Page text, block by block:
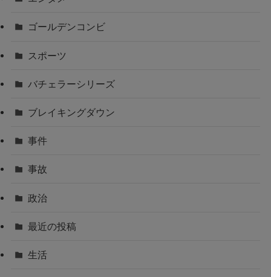
ゴールデンコンビ
スポーツ
バチェラーシリーズ
ブレイキングダウン
事件
事故
政治
最近の投稿
生活